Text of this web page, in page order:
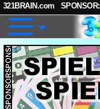
321BRAIN.com SPONSOR: